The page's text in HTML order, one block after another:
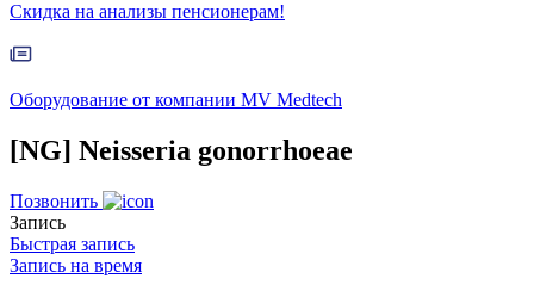
Скидка на анализы пенсионерам!
Оборудование от компании MV Medtech
[NG] Neisseria gonorrhoeae
Позвонить
Запись
Быстрая запись
Запись на время